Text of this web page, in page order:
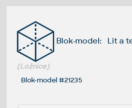
Blok-model: Lit a
(Ložnice)
Blok-model #21235